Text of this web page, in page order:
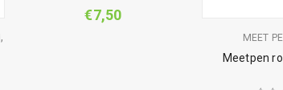
,
€7,50
MEET
Meetpen